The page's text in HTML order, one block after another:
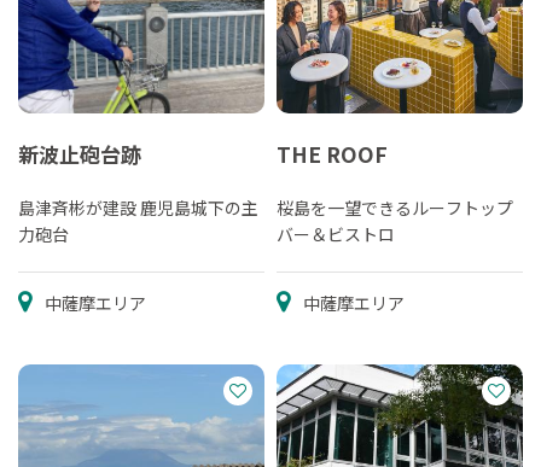
新波止砲台跡
島津斉彬が建設 鹿児島城下の主
力砲台
中薩摩エリア
THE ROOF
桜島を一望できるルーフトップ
バー＆ビストロ
中薩摩エリア